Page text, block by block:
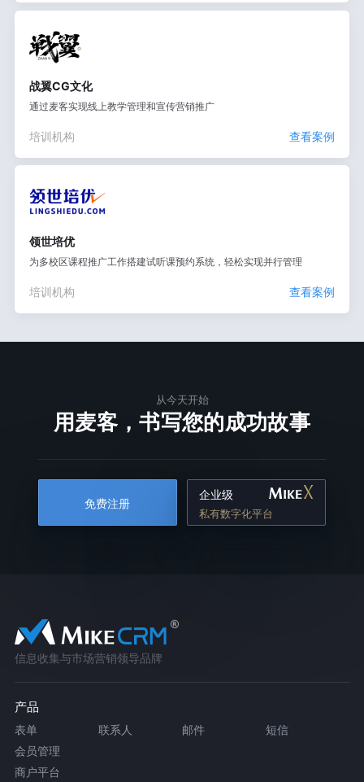
战翼CG文化
通过麦客实现线上教学管理和宣传营销推广
培训机构 查看案例
领世培优
为多校区课程推广工作搭建试听课预约系统，轻松实现并行管理
培训机构 查看案例
从今天开始
用麦客，书写您的成功故事
免费注册
企业级
私有数字化平台
信息收集与市场营销领导品牌
产品
表单 联系人 邮件
短信
会员管理
商户平台